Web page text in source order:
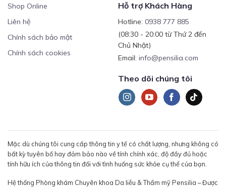
Shop Online
Liên hệ
Chính sách bảo mật
Chính sách cookies
Hỗ trợ Khách Hàng
Hotline: 0938 777 885
(08:30 - 20:00 từ Thứ 2 đến
Chủ Nhật)
Email: info@pensilia.com
Theo dõi chúng tôi
Mặc dù chúng tôi cung cấp thông tin y tế có chất lượng, nhưng không có
bất kỳ tuyên bố hay đảm bảo nào về tính chính xác, độ đầy đủ hoặc
tính hữu ích của thông tin đối với tình huống sức khỏe cụ thể của bạn.
Hệ thống Phòng khám Chuyên khoa Da liễu & Thẩm mỹ Pensilia – Được